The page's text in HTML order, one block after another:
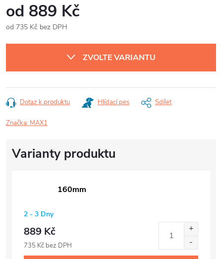
od 889 Kč
od 735 Kč bez DPH
cena:
ZVOLTE VARIANTU
Dotaz k produktu Hlídací pes Sdílet
Značka: MAX1
160mm
2 - 3 Dny
889 Kč
735 Kč bez DPH